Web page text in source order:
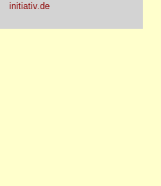
initiativ.de